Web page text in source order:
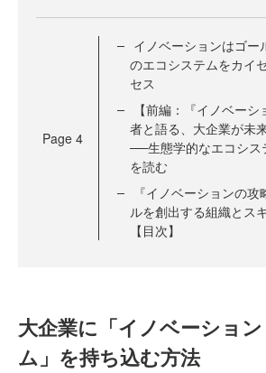
Page 4
イノベーションはゴー
のエコシステムをカイ
セス
【前編：『イノベー
者と語る、大企業が未
──生態学的なエコシス
を読む
『イノベーションの
ルを創出する組織とス
【目次】
大企業に「イノベーショ
ム」を持ち込む方法